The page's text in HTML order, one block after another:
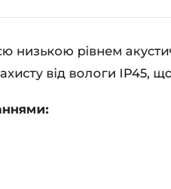
низькою рівнем
від вологи